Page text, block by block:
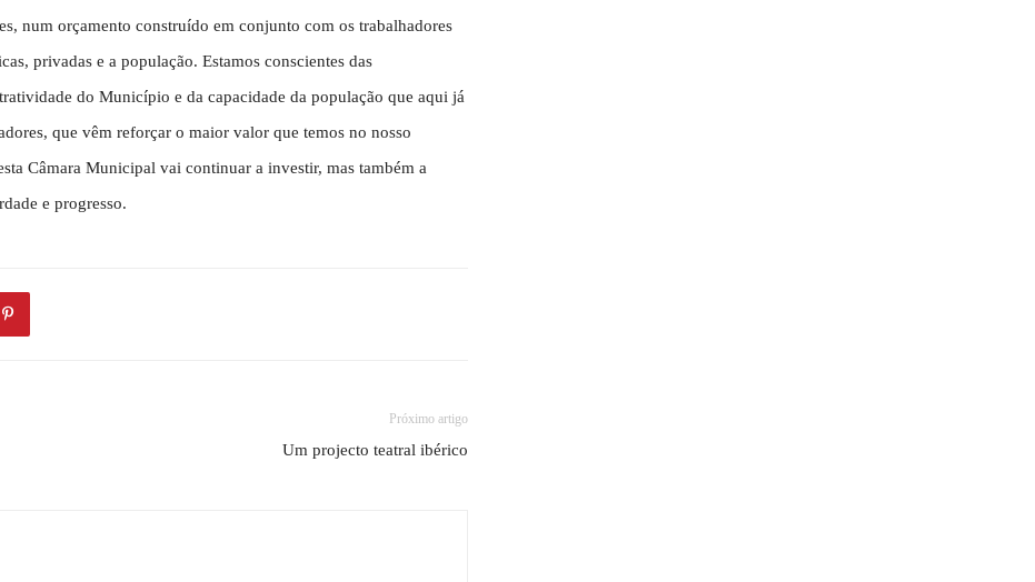
num orçamento construído em conjunto com os trabalhadores
privadas e a população. Estamos conscientes das
do Município e da capacidade da população que aqui já
que vêm reforçar o maior valor que temos no nosso
Câmara Municipal vai continuar a investir, mas também a
e progresso.
Próximo artigo
Um projecto teatral ibérico